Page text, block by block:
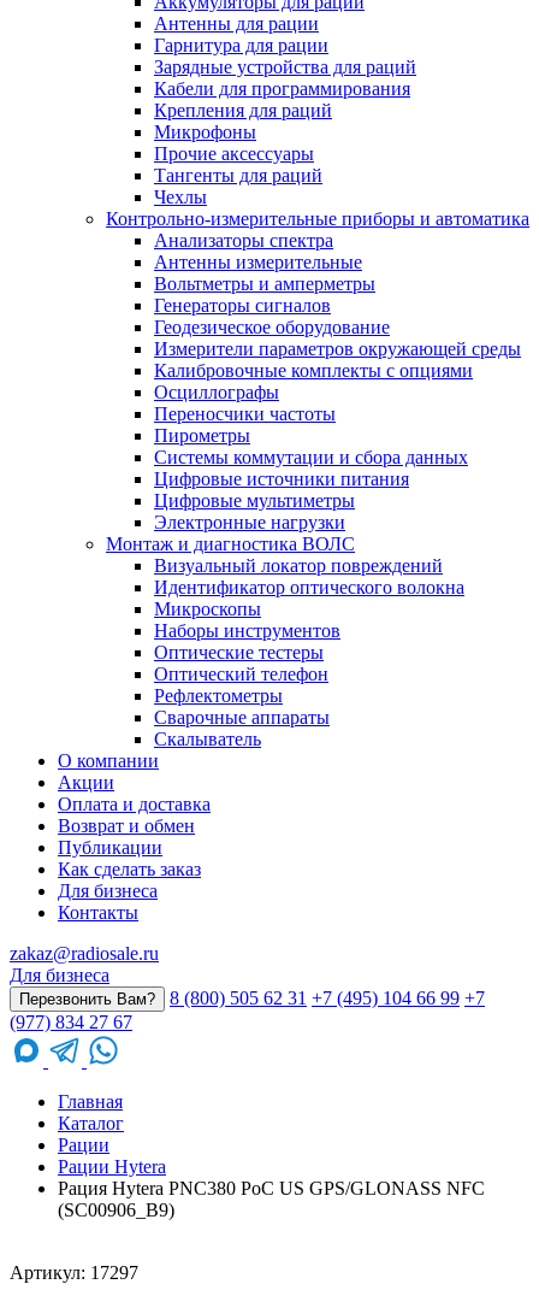
Антенны для рации
Гарнитура для рации
Зарядные устройства для раций
Кабели для программирования
Крепления для раций
Микрофоны
Прочие аксессуары
Тангенты для раций
Чехлы
Контрольно-измерительные приборы и автоматика
Анализаторы спектра
Антенны измерительные
Вольтметры и амперметры
Генераторы сигналов
Геодезическое оборудование
Измерители параметров окружающей среды
Калибровочные комплекты с опциями
Осциллографы
Переносчики частоты
Пирометры
Системы коммутации и сбора данных
Цифровые источники питания
Цифровые мультиметры
Электронные нагрузки
Монтаж и диагностика ВОЛС
Визуальный локатор повреждений
Идентификатор оптического волокна
Микроскопы
Наборы инструментов
Оптические тестеры
Оптический телефон
Рефлектометры
Сварочные аппараты
Скалыватель
О компании
Акции
Оплата и доставка
Возврат и обмен
Публикации
Как сделать заказ
Для бизнеса
Контакты
zakaz@radiosale.ru
Для бизнеса
Перезвонить Вам? 8 (800) 505 62 31 +7 (495) 104 66 99 +7
(977) 834 27 67
Главная
Каталог
Рации
Рации Hytera
Рация Hytera PNC380 PoC US GPS/GLONASS NFC
(SC00906_B9)
Артикул: 17297